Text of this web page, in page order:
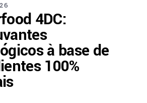
4DC:
à base de
100%